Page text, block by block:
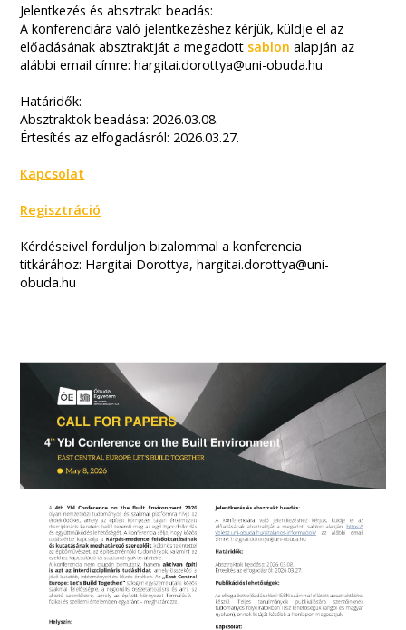
Jelentkezés és absztrakt beadás:
A konferenciára való jelentkezéshez kérjük, küldje el az
előadásának absztraktját a megadott sablon alapján az
alábbi email címre: hargitai.dorottya@uni-obuda.hu
Határidők:
Absztraktok beadása: 2026.03.08.
Értesítés az elfogadásról: 2026.03.27.
Kapcsolat
Regisztráció
Kérdéseivel forduljon bizalommal a konferencia
titkárához: Hargitai Dorottya, hargitai.dorottya@uni-
obuda.hu